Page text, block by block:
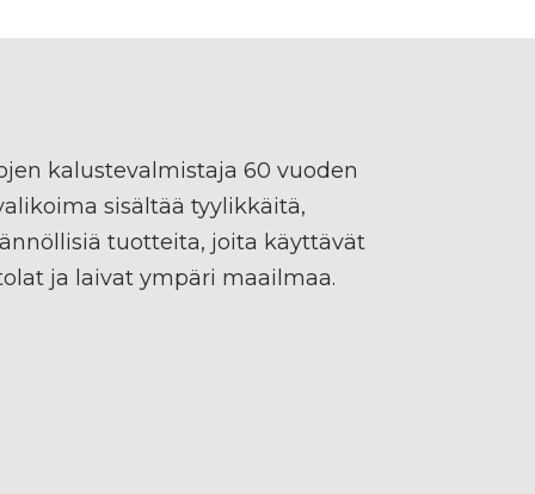
kalustevalmistaja 60 vuoden
sisältää tyylikkäitä,
tuotteita, joita käyttävät
ja laivat ympäri maailmaa.